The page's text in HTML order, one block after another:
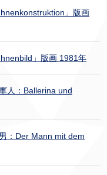
」版画
」版画 1981年
人：Ballerina und
：Der Mann mit dem